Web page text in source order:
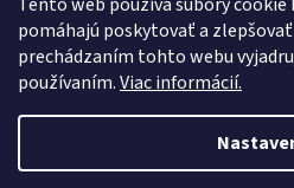
pomáhajú poskytovať a
prechádzaním tohto webu
používaním.Viac informácií.
Vytvoril